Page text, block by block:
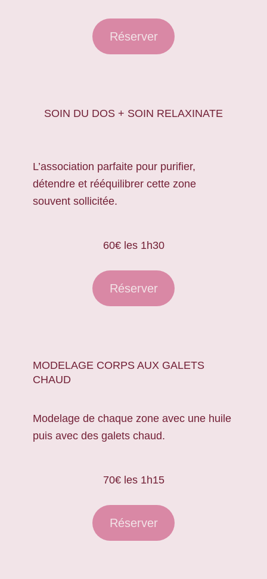
Réserver
SOIN DU DOS + SOIN RELAXINATE
L’association parfaite pour purifier,
détendre et rééquilibrer cette zone
souvent sollicitée.
60€ les 1h30
Réserver
MODELAGE CORPS AUX GALETS
CHAUD
Modelage de chaque zone avec une huile
puis avec des galets chaud.
70€ les 1h15
Réserver